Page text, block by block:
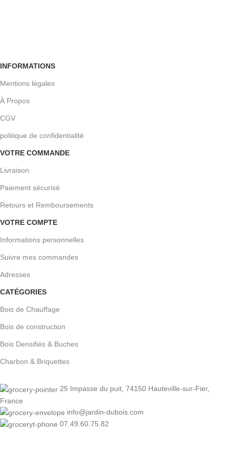
INFORMATIONS
Mentions légales
À Propos
CGV
politique de confidentialité
VOTRE COMMANDE
Livraison
Paiement sécurisé
Retours et Remboursements
VOTRE COMPTE
Informations personnelles
Suivre mes commandes
Adresses
CATÉGORIES
Bois de Chauffage
Bois de construction
Bois Densifiés & Buches
Charbon & Briquettes
25 Impasse du puit, 74150 Hauteville-sur-Fier,
France
info@jardin-dubois.com
07.49.60.75.82